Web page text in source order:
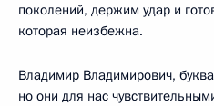
поколений, держим удар и
которая неизбежна.
Владимир Владимирович,
но они для нас